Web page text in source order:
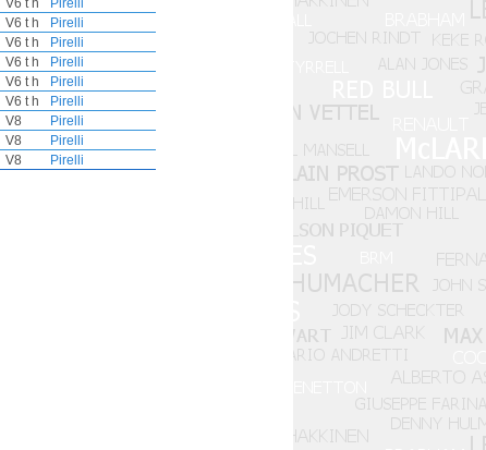
V6 t h
Pirelli
V6 t h
Pirelli
V6 t h
Pirelli
V6 t h
Pirelli
V6 t h
Pirelli
V6 t h
Pirelli
V8
Pirelli
V8
Pirelli
V8 Pirelli